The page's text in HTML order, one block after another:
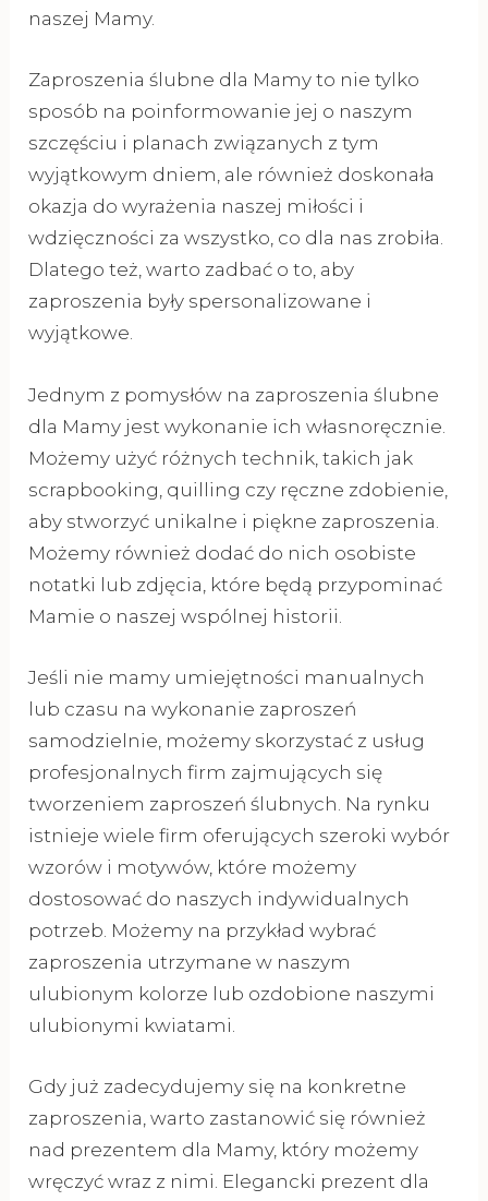
naszej Mamy.
Zaproszenia ślubne dla Mamy to nie tylko
sposób na poinformowanie jej o naszym
szczęściu i planach związanych z tym
wyjątkowym dniem, ale również doskonała
okazja do wyrażenia naszej miłości i
wdzięczności za wszystko, co dla nas zrobiła.
Dlatego też, warto zadbać o to, aby
zaproszenia były spersonalizowane i
wyjątkowe.
Jednym z pomysłów na zaproszenia ślubne
dla Mamy jest wykonanie ich własnoręcznie.
Możemy użyć różnych technik, takich jak
scrapbooking, quilling czy ręczne zdobienie,
aby stworzyć unikalne i piękne zaproszenia.
Możemy również dodać do nich osobiste
notatki lub zdjęcia, które będą przypominać
Mamie o naszej wspólnej historii.
Jeśli nie mamy umiejętności manualnych
lub czasu na wykonanie zaproszeń
samodzielnie, możemy skorzystać z usług
profesjonalnych firm zajmujących się
tworzeniem zaproszeń ślubnych. Na rynku
istnieje wiele firm oferujących szeroki wybór
wzorów i motywów, które możemy
dostosować do naszych indywidualnych
potrzeb. Możemy na przykład wybrać
zaproszenia utrzymane w naszym
ulubionym kolorze lub ozdobione naszymi
ulubionymi kwiatami.
Gdy już zadecydujemy się na konkretne
zaproszenia, warto zastanowić się również
nad prezentem dla Mamy, który możemy
wręczyć wraz z nimi. Elegancki prezent dla